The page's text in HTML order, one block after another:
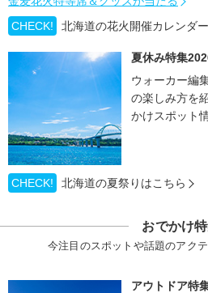
CHECK!
北海道の花火開催カレンダー
夏休み特集
ウォーカー編
の楽しみ方を
かけスポット
CHECK! 北海道の夏祭りはこちら
おでかけ
今注目のスポットや話題のアク
アウトドア特